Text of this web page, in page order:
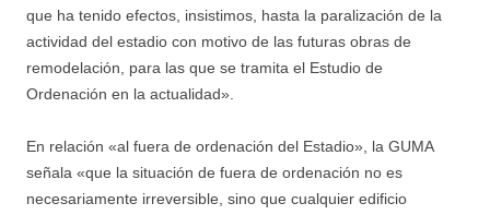
que ha tenido efectos, insistimos, hasta la paralización de la
actividad del estadio con motivo de las futuras obras de
remodelación, para las que se tramita el Estudio de
Ordenación en la actualidad».
En relación «al fuera de ordenación del Estadio», la GUMA
señala «que la situación de fuera de ordenación no es
necesariamente irreversible, sino que cualquier edificio